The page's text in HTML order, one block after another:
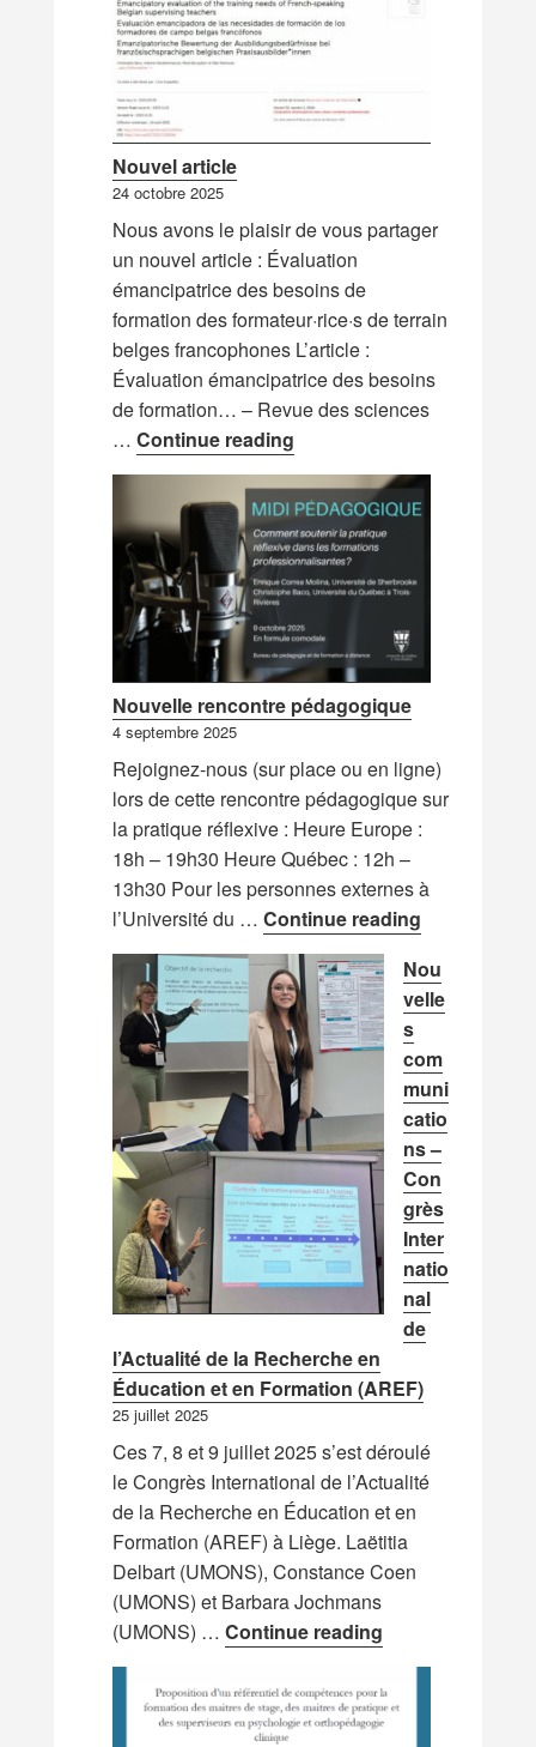
Nouvel article
24 octobre 2025
Nous avons le plaisir de vous partager
un nouvel article : Évaluation
émancipatrice des besoins de
formation des formateur·rice·s de terrain
belges francophones L’article :
Évaluation émancipatrice des besoins
de formation… – Revue des sciences
… Continue readingNouvel article
Nouvelle rencontre pédagogique
4 septembre 2025
Rejoignez-nous (sur place ou en ligne)
lors de cette rencontre pédagogique sur
la pratique réflexive : Heure Europe :
18h – 19h30 Heure Québec : 12h –
13h30 Pour les personnes externes à
l’Université du … Continue readingNouvelle
Nou
velle
s
com
muni
catio
ns –
Con
grès
Inter
natio
nal
de
l’Actualité de la Recherche en
Éducation et en Formation (AREF)
25 juillet 2025
Ces 7, 8 et 9 juillet 2025 s’est déroulé
le Congrès International de l’Actualité
de la Recherche en Éducation et en
Formation (AREF) à Liège. Laëtitia
Delbart (UMONS), Constance Coen
(UMONS) et Barbara Jochmans
(UMONS) … Continue readingNouvelles